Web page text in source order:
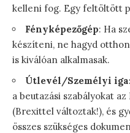
kelleni fog. Egy feltöltött
Fényképezőgép: Ha
készíteni, ne hagyd
is kiválóan alkalmasak.
Útlevél/Személyi
a beutazási szabályokat
(Brexittel változtak!), és
összes szükséges